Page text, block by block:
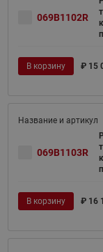
069B1102R
В корзину ₽ 15
069B1103R
В корзину ₽ 16